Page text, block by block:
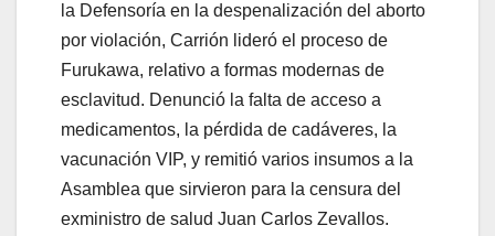
la Defensoría en la despenalización del aborto
por violación, Carrión lideró el proceso de
Furukawa, relativo a formas modernas de
esclavitud. Denunció la falta de acceso a
medicamentos, la pérdida de cadáveres, la
vacunación VIP, y remitió varios insumos a la
Asamblea que sirvieron para la censura del
exministro de salud Juan Carlos Zevallos.